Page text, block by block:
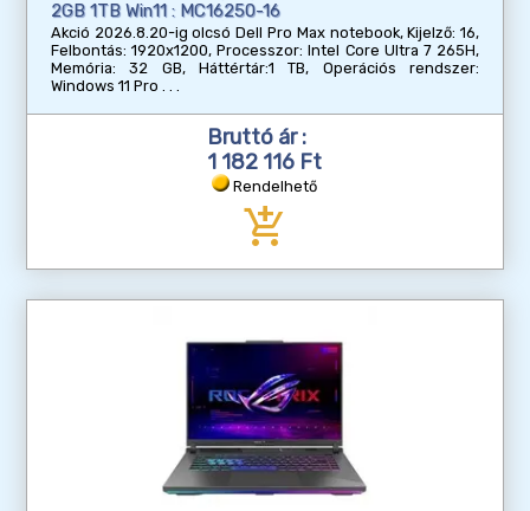
2GB 1TB Win11 : MC16250-16
Akció 2026.8.20-ig olcsó Dell Pro Max notebook, Kijelző: 16,
Felbontás: 1920x1200, Processzor: Intel Core Ultra 7 265H,
Memória: 32 GB, Háttértár:1 TB, Operációs rendszer:
Windows 11 Pro
Bruttó ár :
1 182 116 Ft
Rendelhető
add_shopping_cart